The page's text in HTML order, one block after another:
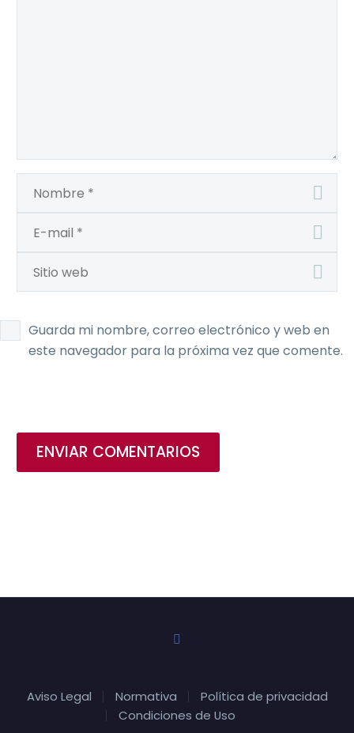
Guarda mi nombre, correo electrónico y web en
este navegador para la próxima vez que comente.
ENVIAR COMENTARIOS
Aviso Legal Normativa
Política de privacidad
Condiciones de Uso